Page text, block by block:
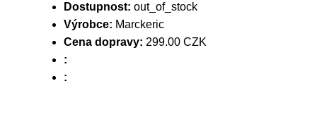
Dostupnost: out_of_stock
Výrobce: Marckeric
Cena dopravy: 299.00 CZK
:
: